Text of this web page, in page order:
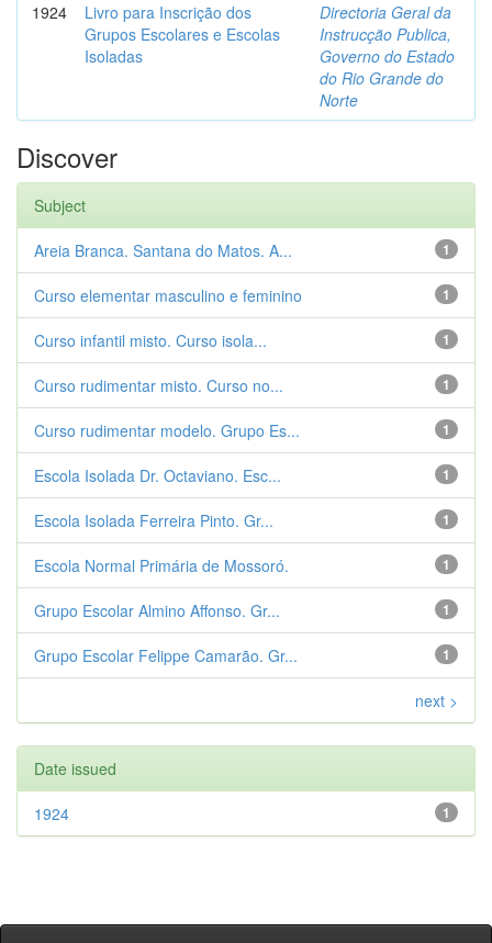
1924
Livro para Inscrição dos
Grupos Escolares e Escolas
Isoladas
Directoria Geral da
Instrucção Publica,
Governo do Estado
do Rio Grande do
Norte
Discover
Subject
1
Areia Branca. Santana do Matos. A...
1
Curso elementar masculino e feminino
1
Curso infantil misto. Curso isola...
1
Curso rudimentar misto. Curso no...
1
Curso rudimentar modelo. Grupo Es...
1
Escola Isolada Dr. Octaviano. Esc...
1
Escola Isolada Ferreira Pinto. Gr...
1
Escola Normal Primária de Mossoró.
1
Grupo Escolar Almino Affonso. Gr...
1
Grupo Escolar Felippe Camarão. Gr...
next >
Date issued
1
1924